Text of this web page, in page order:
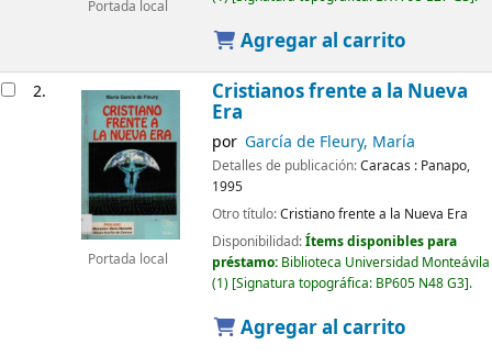
Portada local
Agregar al carrito
2.
Portada local
Cristianos frente a la Nueva
Era
por García de Fleury, María
Detalles de publicación:Caracas : Panapo,
1995
Otro título:Cristiano frente a la Nueva Era
Disponibilidad:Ítems disponibles para
préstamo: Biblioteca Universidad Monteávila
(1) Signatura topográfica: BP605 N48 G3 .
Agregar al carrito